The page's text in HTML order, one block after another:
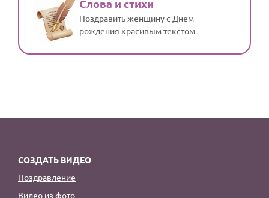
Слова и стихи
Поздравить женщину с Днем
рождения красивым текстом
СОЗДАТЬ ВИДЕО
Поздравление
Видео из фото